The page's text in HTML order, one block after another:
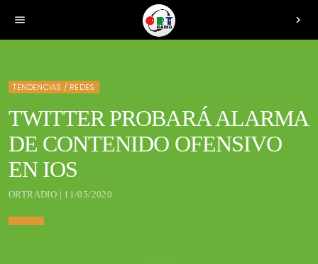
menu chevron_right
TENDENCIAS / REDES
TWITTER PROBARÁ ALARMA
DE CONTENIDO OFENSIVO
EN IOS
ORTRADIO | 11/05/2020